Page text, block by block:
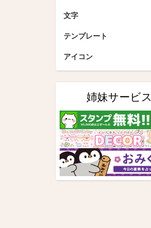
文字
テンプレート
アイコン
姉妹サービス